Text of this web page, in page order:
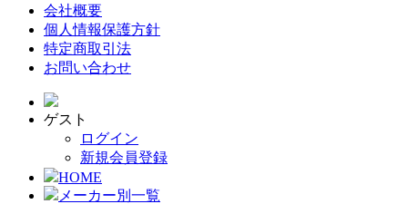
会社概要
個人情報保護方針
特定商取引法
お問い合わせ
ゲスト
ログイン
新規会員登録
HOME
メーカー別一覧